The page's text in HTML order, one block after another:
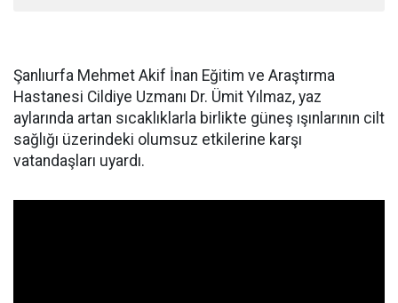
Şanlıurfa Mehmet Akif İnan Eğitim ve Araştırma
Hastanesi Cildiye Uzmanı Dr. Ümit Yılmaz, yaz
aylarında artan sıcaklıklarla birlikte güneş ışınlarının cilt
sağlığı üzerindeki olumsuz etkilerine karşı
vatandaşları uyardı.